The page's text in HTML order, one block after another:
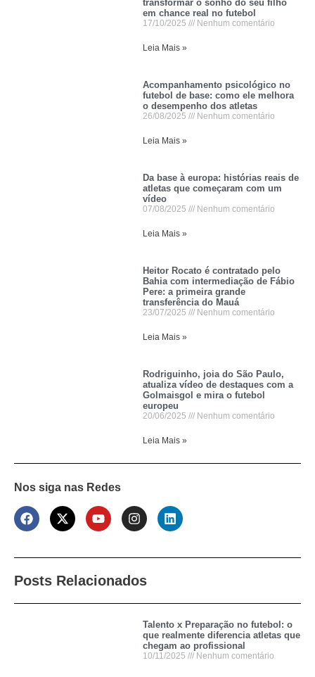
transformar o sonho do seu filho
em chance real no futebol
17/10/2025 Nenhum comentário
Leia Mais »
Acompanhamento psicológico no
futebol de base: como ele melhora
o desempenho dos atletas
26/08/2025 Nenhum comentário
Leia Mais »
Da base à europa: histórias reais de
atletas que começaram com um
vídeo
07/08/2025 Nenhum comentário
Leia Mais »
Heitor Rocato é contratado pelo
Bahia com intermediação de Fábio
Pere: a primeira grande
transferência do Mauá
23/07/2025 Nenhum comentário
Leia Mais »
Rodriguinho, joia do São Paulo,
atualiza vídeo de destaques com a
Golmaisgol e mira o futebol
europeu
20/06/2025 Nenhum comentário
Leia Mais »
Nos siga nas Redes
Posts Relacionados
Talento x Preparação no futebol: o
que realmente diferencia atletas que
chegam ao profissional
10/11/2025 Nenhum comentário